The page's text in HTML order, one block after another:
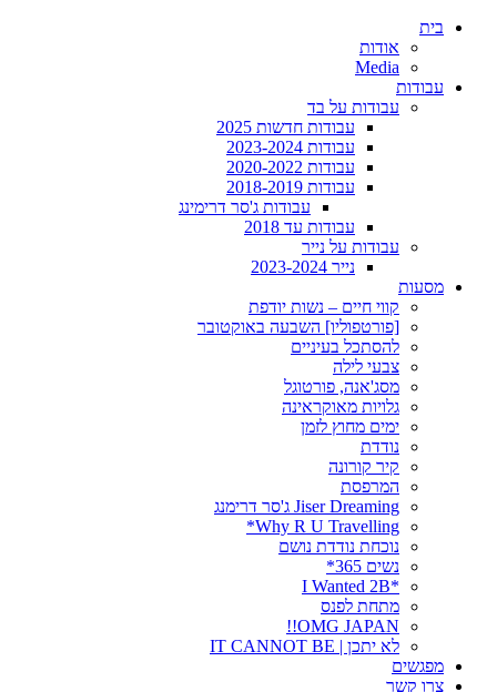
בית
אודות
Media
עבודות
עבודות על בד
עבודות חדשות 2025
עבודות 2023-2024
עבודות 2020-2022
עבודות 2018-2019
עבודות ג'סר דרימינג
עבודות עד 2018
עבודות על נייר
נייר 2023-2024
מסעות
קווי חיים – נשות יודפת
[פורטפוליו] השבעה באוקטובר
להסתכל בעיניים
צבעי לילה
מסג'אנה, פורטוגל
גלויות מאוקראינה
ימים מחוץ לזמן
נודדת
קיר קורונה
המרפסת
Jiser Dreaming ג'סר דרימנג
Why R U Travelling*
נוכחת נודדת נושם
נשים 365*
*I Wanted 2B
מתחת לפנס
OMG JAPAN!!
לא יתכן | IT CANNOT BE
מפגשים
צרו קשר